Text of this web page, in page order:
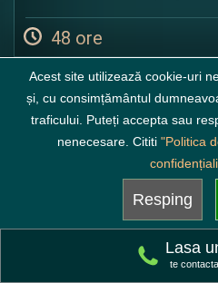
48 ore
Acest site utilizează cookie-uri
și, cu consimțământul
traficului. Puteți accepta sau
nenecesare. Cititi "Politica
Resping
Lasa
te